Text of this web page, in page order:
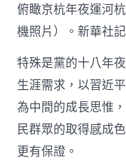
俯瞰京杭年夜運河
機照片）。新華社
特殊是黨的十八年
生涯需求，以習近
為中間的成長思惟
民群眾的取得感成
更有保證。